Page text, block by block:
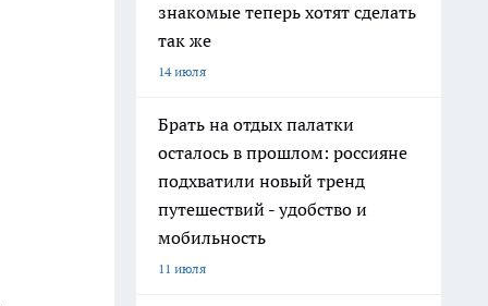
знакомые теперь хотят сделать
так же
14 июля
Брать на отдых палатки
осталось в прошлом: россияне
подхватили новый тренд
путешествий - удобство и
мобильность
11 июля